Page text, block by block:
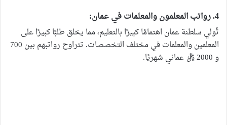
4. رواتب المعلمون والمعلمات في عمان:
تُولي سلطنة عمان اهتمامًا كبيرًا بالتعليم، مما يخلق طلبًا كبيرًا على
المعلمين والمعلمات في مختلف التخصصات. تتراوح رواتبهم بين 700
و 2000 ريال عماني شهريًا.